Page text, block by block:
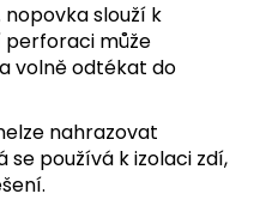
slouží k
perforaci může
volně odtékat do
nahrazovat
používá k izolaci zdí,